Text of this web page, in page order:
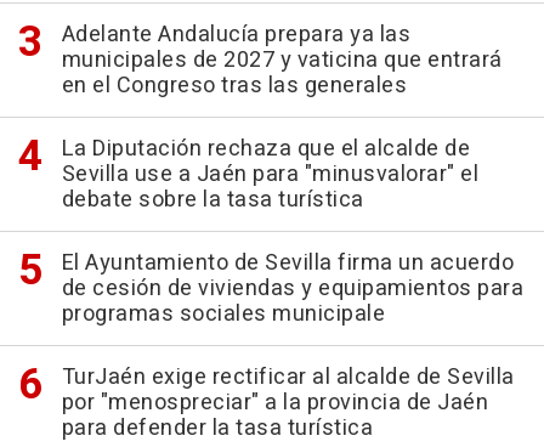
Adelante Andalucía prepara ya las
municipales de 2027 y vaticina que entrará
en el Congreso tras las generales
La Diputación rechaza que el alcalde de
Sevilla use a Jaén para "minusvalorar" el
debate sobre la tasa turística
El Ayuntamiento de Sevilla firma un acuerdo
de cesión de viviendas y equipamientos para
programas sociales municipale
TurJaén exige rectificar al alcalde de Sevilla
por "menospreciar" a la provincia de Jaén
para defender la tasa turística